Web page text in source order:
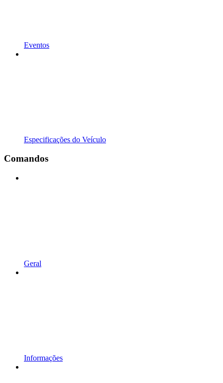
Eventos
Especificações do Veículo
Comandos
Geral
Informações